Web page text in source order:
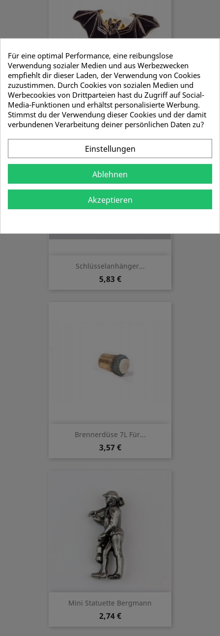
Pin Fledermaus
3,33 €
Schlüsselanhänger...
5,83 €
Brennerdüse 7L Für...
3,57 €
Mini Statuette Bergmann
2,74 €
Für eine optimal Performance, eine reibungslose
Verwendung sozialer Medien und aus Werbezwecken
empfiehlt dir dieser Laden, der Verwendung von Cookies
zuzustimmen. Durch Cookies von sozialen Medien und
Werbecookies von Drittparteien hast du Zugriff auf Social-
Media-Funktionen und erhältst personalisierte Werbung.
Stimmst du der Verwendung dieser Cookies und der damit
verbundenen Verarbeitung deiner persönlichen Daten zu?
Einstellungen
Ablehnen
Akzeptieren